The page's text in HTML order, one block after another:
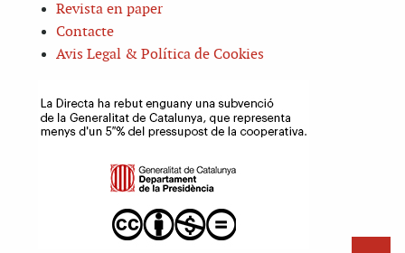
Revista en paper
Contacte
Avis Legal & Política de Cookies